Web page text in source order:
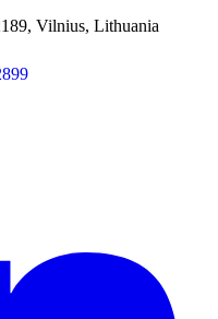
Vilnius, Lithuania